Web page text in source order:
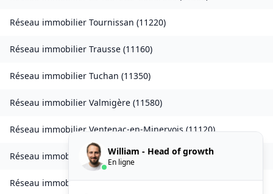
Réseau immobilier Tournissan (11220)
Réseau immobilier Trausse (11160)
Réseau immobilier Tuchan (11350)
Réseau immobilier Valmigère (11580)
Réseau immobilierVentenac-en-Minervois(11120)
Réseau immobilierVerdun-en-Lauragais( 11400)
Réseau immobilierVignevieille(11330)
William - Head of growth
En ligne